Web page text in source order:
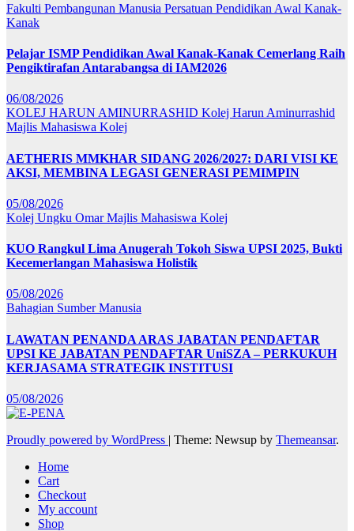
Fakulti Pembangunan Manusia Persatuan Pendidikan Awal Kanak-
Kanak
Pelajar ISMP Pendidikan Awal Kanak-Kanak Cemerlang Raih
Pengiktirafan Antarabangsa di IAM2026
06/08/2026
KOLEJ HARUN AMINURRASHID Kolej Harun Aminurrashid
Majlis Mahasiswa Kolej
AETHERIS MMKHAR SIDANG 2026/2027: DARI VISI KE
AKSI, MEMBINA LEGASI GENERASI PEMIMPIN
05/08/2026
Kolej Ungku OmarMajlis Mahasiswa Kolej
KUO Rangkul Lima Anugerah Tokoh Siswa UPSI 2025, Bukti
Kecemerlangan Mahasiswa Holistik
05/08/2026
Bahagian Sumber Manusia
LAWATAN PENANDA ARAS JABATAN PENDAFTAR
UPSI KE JABATAN PENDAFTAR UniSZA – PERKUKUH
KERJASAMA STRATEGIK INSTITUSI
05/08/2026
Proudly powered by WordPress | Theme: Newsup by Themeansar.
Home
Cart
Checkout
My account
Shop